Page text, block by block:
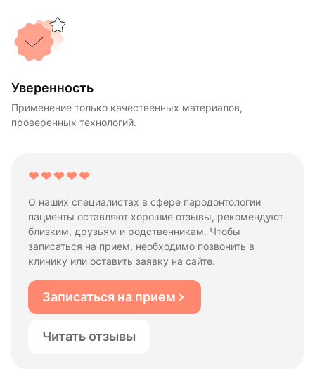
Уверенность
Применение только качественных материалов,
проверенных технологий.
О наших специалистах в сфере пародонтологии
пациенты оставляют хорошие отзывы, рекомендуют
близким, друзьям и родственникам. Чтобы
записаться на прием, необходимо позвонить в
клинику или оставить заявку на сайте.
Записаться на прием
Читать отзывы